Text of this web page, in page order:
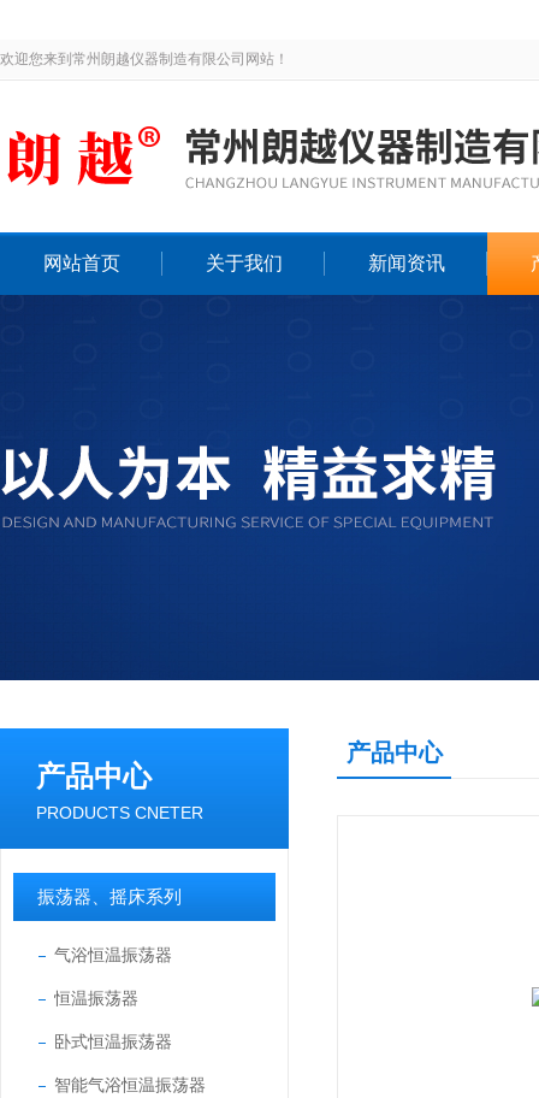
欢迎您来到常州朗越仪器制造有限公司网站！
网站首页 关于我们 新闻资讯
产品中心
PRODUCTS CNETER
振荡器、摇床系列
气浴恒温振荡器
恒温振荡器
卧式恒温振荡器
智能气浴恒温振荡器
产品中心